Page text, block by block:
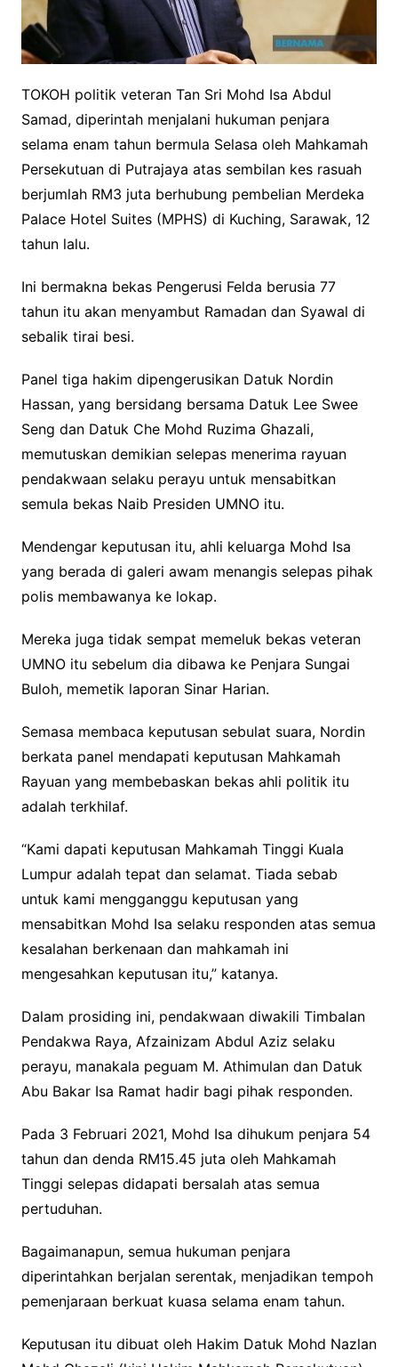
TOKOH politik veteran Tan Sri Mohd Isa Abdul
Samad, diperintah menjalani hukuman penjara
selama enam tahun bermula Selasa oleh Mahkamah
Persekutuan di Putrajaya atas sembilan kes rasuah
berjumlah RM3 juta berhubung pembelian Merdeka
Palace Hotel Suites (MPHS) di Kuching, Sarawak, 12
tahun lalu.
Ini bermakna bekas Pengerusi Felda berusia 77
tahun itu akan menyambut Ramadan dan Syawal di
sebalik tirai besi.
Panel tiga hakim dipengerusikan Datuk Nordin
Hassan, yang bersidang bersama Datuk Lee Swee
Seng dan Datuk Che Mohd Ruzima Ghazali,
memutuskan demikian selepas menerima rayuan
pendakwaan selaku perayu untuk mensabitkan
semula bekas Naib Presiden UMNO itu.
Mendengar keputusan itu, ahli keluarga Mohd Isa
yang berada di galeri awam menangis selepas pihak
polis membawanya ke lokap.
Mereka juga tidak sempat memeluk bekas veteran
UMNO itu sebelum dia dibawa ke Penjara Sungai
Buloh, memetik laporan Sinar Harian.
Semasa membaca keputusan sebulat suara, Nordin
berkata panel mendapati keputusan Mahkamah
Rayuan yang membebaskan bekas ahli politik itu
adalah terkhilaf.
“Kami dapati keputusan Mahkamah Tinggi Kuala
Lumpur adalah tepat dan selamat. Tiada sebab
untuk kami mengganggu keputusan yang
mensabitkan Mohd Isa selaku responden atas semua
kesalahan berkenaan dan mahkamah ini
mengesahkan keputusan itu,” katanya.
Dalam prosiding ini, pendakwaan diwakili Timbalan
Pendakwa Raya, Afzainizam Abdul Aziz selaku
perayu, manakala peguam M. Athimulan dan Datuk
Abu Bakar Isa Ramat hadir bagi pihak responden.
Pada 3 Februari 2021, Mohd Isa dihukum penjara 54
tahun dan denda RM15.45 juta oleh Mahkamah
Tinggi selepas didapati bersalah atas semua
pertuduhan.
Bagaimanapun, semua hukuman penjara
diperintahkan berjalan serentak, menjadikan tempoh
pemenjaraan berkuat kuasa selama enam tahun.
Keputusan itu dibuat oleh Hakim Datuk Mohd Nazlan